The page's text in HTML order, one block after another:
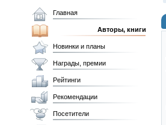
Главная
Авторы, книги
Новинки и планы
Награды, премии
Рейтинги
Рекомендации
Посетители